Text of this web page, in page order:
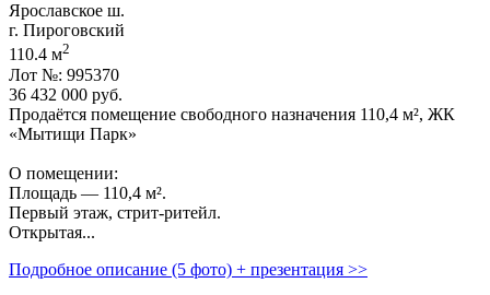
Ярославское ш.
г. Пироговский
110.4 м2
Лот №: 995370
36 432 000 руб.
Продаётся помещение свободного назначения 110,­4 м²,­ ЖК
«Мытищи Парк»
О помещении:
Площадь — 110,­4 м².
Первый этаж,­ стрит-ритейл.
Открытая...
Подробное описание (5 фото) + презентация >>